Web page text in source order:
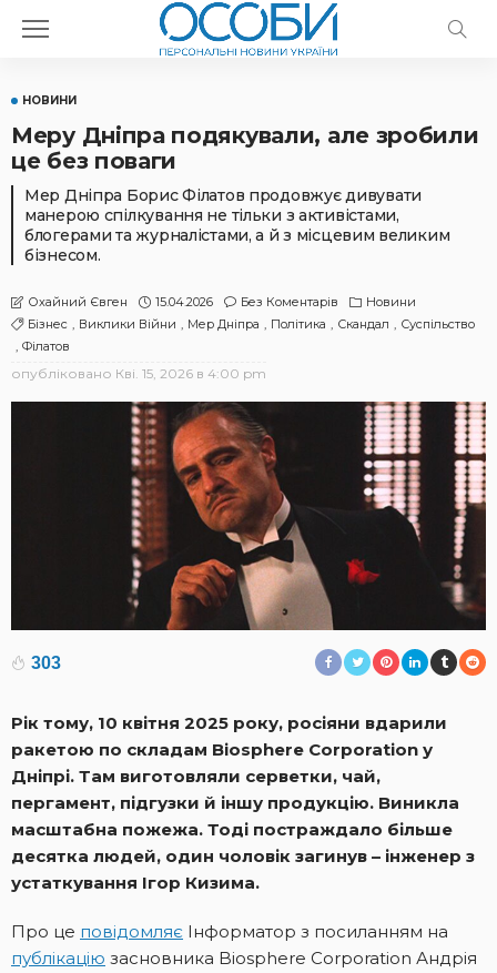
НОВИНИ
Меру Дніпра подякували, але зробили
це без поваги
Мер Дніпра Борис Філатов продовжує дивувати
манерою спілкування не тільки з активістами,
блогерами та журналістами, а й з місцевим великим
бізнесом.
Охайний Євген 15.04.2026 Без Коментарів
Новини
Бізнес
Виклики Війни Мер Дніпра Політика Скандал
Суспільство
Філатов
опубліковано Кві. 15, 2026 в 4:00 pm
303
Рік тому, 10 квітня 2025 року, росіяни вдарили
ракетою по складам Biosphere Corporation у
Дніпрі. Там виготовляли серветки, чай,
пергамент, підгузки й іншу продукцію. Виникла
масштабна пожежа. Тоді постраждало більше
десятка людей, один чоловік загинув – інженер з
устаткування Ігор Кизима.
Про це повідомляє Інформатор з посиланням на
публікацію засновника Biosphere Corporation Андрія